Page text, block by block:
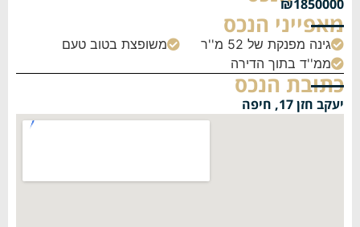
₪1850000
מאפייני הנכס
גינה מפנקת של 52 מ''ר משופצת בטוב טעם
ממ''ד בתוך הדירה
כתובת הנכס
יעקב חזן 17, חיפה